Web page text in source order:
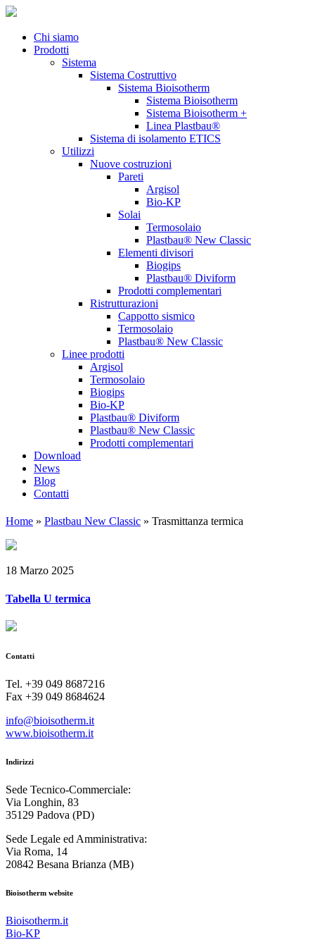
Chi siamo
Prodotti
Sistema
Sistema Costruttivo
Sistema Bioisotherm
Sistema Bioisotherm
Sistema Bioisotherm +
Linea Plastbau®
Sistema di isolamento ETICS
Utilizzi
Nuove costruzioni
Pareti
Argisol
Bio-KP
Solai
Termosolaio
Plastbau® New Classic
Elementi divisori
Biogips
Plastbau® Diviform
Prodotti complementari
Ristrutturazioni
Cappotto sismico
Termosolaio
Plastbau® New Classic
Linee prodotti
Argisol
Termosolaio
Biogips
Bio-KP
Plastbau® Diviform
Plastbau® New Classic
Prodotti complementari
Download
News
Blog
Contatti
Home » Plastbau New Classic » Trasmittanza termica
18 Marzo 2025
Tabella U termica
Contatti
Tel. +39 049 8687216
Fax +39 049 8684624
info@bioisotherm.it
www.bioisotherm.it
Indirizzi
Sede Tecnico-Commerciale:
Via Longhin, 83
35129 Padova (PD)
Sede Legale ed Amministrativa:
Via Roma, 14
20842 Besana Brianza (MB)
Bioisotherm website
Bioisotherm.it
Bio-KP